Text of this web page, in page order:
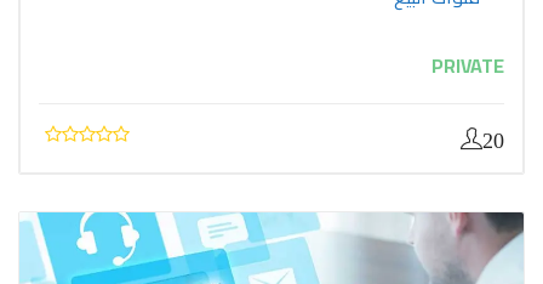
PRIVATE
20